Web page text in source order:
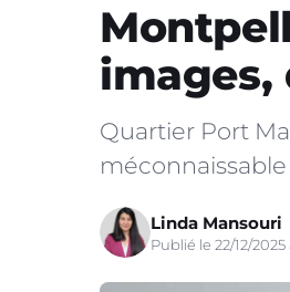
images,
Quartier Port
Linda Mansouri
Publié le 22/12/2025